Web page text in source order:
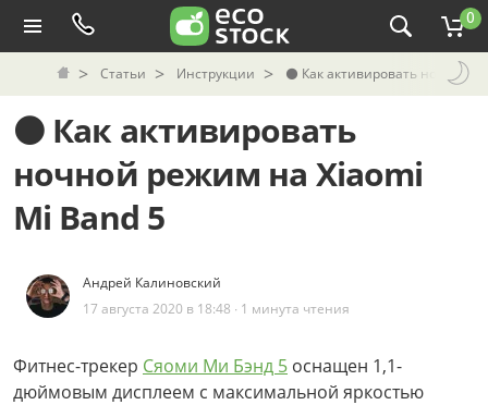
0
Статьи Инструкции ⚫️ Как активировать ночной
⚫️ Как активировать
ночной режим на Xiaomi
Mi Band 5
Андрей Калиновский
17 августа 2020 в 18:48 ∙ 1 минута чтения
Фитнес-трекер Сяоми Ми Бэнд 5 оснащен 1,1-
дюймовым дисплеем с максимальной яркостью